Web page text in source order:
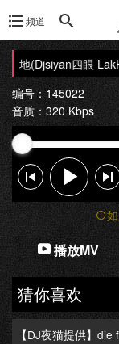
频道
地(Djsiyan四眼
编号：145022
音质：320 Kbps
播放MV
猜你喜欢
【DJ夜猫提供】